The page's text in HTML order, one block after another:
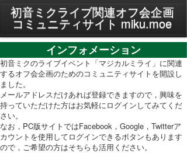
MENU
プライバシーポリシー
利用規約
PC表示に切り替え
初音ミクライブ関連オフ会企画
コミュニティサイト miku.moe
インフォメーション
初音ミクのライブイベント「マジカルミライ」に関連
するオフ会企画のためのコミュニティサイトを開設し
ました。
メールアドレスだけあれば登録できますので，興味を
持っていただけた方はお気軽にログインしてみてくだ
さい。
なお，PC版サイトではFacebook，Google，Twitterア
カウントを使用してログインできるボタンもあります
ので，ご希望の方はそちらも活用ください。